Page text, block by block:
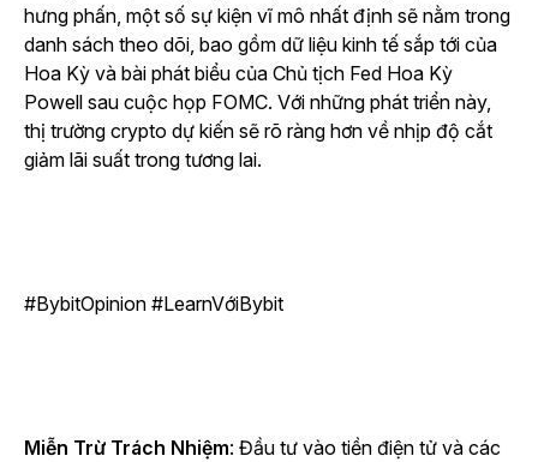
hưng phấn, một số sự kiện vĩ mô nhất định sẽ nằm trong
danh sách theo dõi, bao gồm dữ liệu kinh tế sắp tới của
Hoa Kỳ và bài phát biểu của Chủ tịch Fed Hoa Kỳ
Powell sau cuộc họp FOMC. Với những phát triển này,
thị trường crypto dự kiến sẽ rõ ràng hơn về nhịp độ cắt
giảm lãi suất trong tương lai.
#BybitOpinion #LearnVớiBybit
Miễn Trừ Trách Nhiệm: Đầu tư vào tiền điện tử và các